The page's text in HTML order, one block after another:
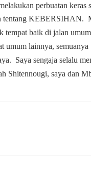
perbuatan keras
tentang KEBERSIHAN.
tempat baik di jalan
lainnya, semuanya
Saya sengaja selalu
Shitennougi, saya dan